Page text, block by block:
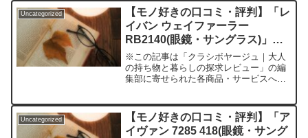
ブ、旅行先のまぶしさ…。サングラスを
選びたくて店頭に並ぶものを...
Uncategorized
【モノ好きの口コミ・評判】「レ
イバン ウェイファーラー
RB2140(眼鏡・サングラス)」を
実際に使ってみた正直感想
※この記事は「クラシボヤージュ｜大人
の持ち物と暮らしの探求レビュー」の編
集部に寄せられた各商品・サービスへの
ッションアクセサリーとは？サングラス
や眼鏡を選ぶとき、「結局どれ...
Uncategorized
【モノ好きの口コミ・評判】「ア
イヴァン 7285 418(眼鏡・サング